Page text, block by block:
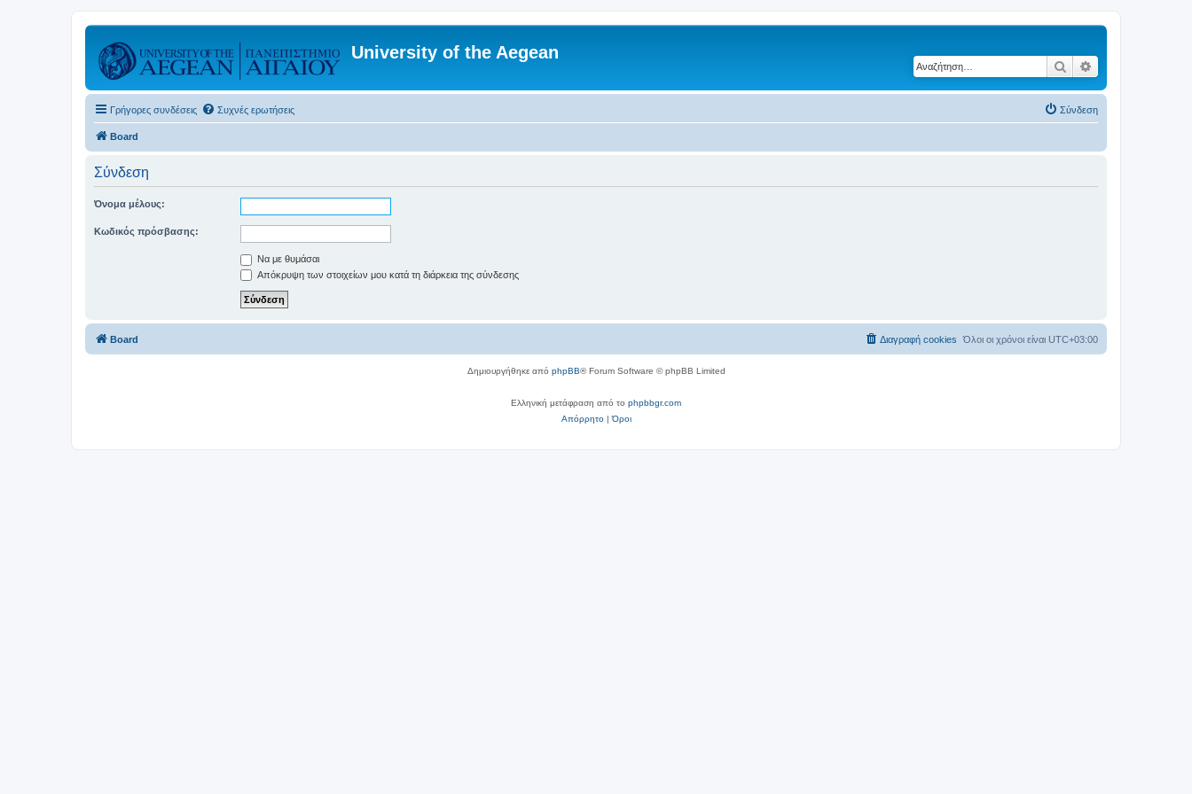
University of the Aegean
Αναζήτηση
Γρήγορες συνδέσεις Συχνές ερωτήσεις Σύνδεση
Board
Σύνδεση
Όνομα μέλους:
Κωδικός πρόσβασης:
Να με θυμάσαι
Απόκρυψη των στοιχείων μου κατά τη διάρκεια της σύνδεσης
Board Όλοι οι χρόνοι είναι UTC+03:00
Διαγραφή cookies
Δημιουργήθηκε από phpBB® Forum Software © phpBB Limited
Ελληνική μετάφραση από το phpbbgr.com
Απόρρητο|Όροι